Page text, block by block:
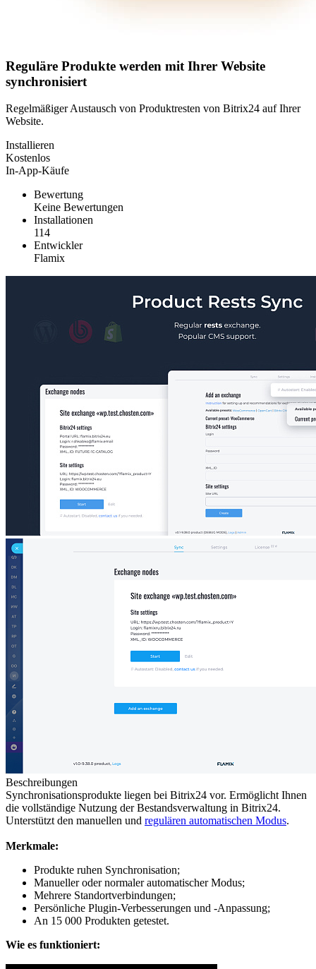
Reguläre Produkte werden mit Ihrer Website
synchronisiert
Regelmäßiger Austausch von Produktresten von Bitrix24 auf Ihrer
Website.
Installieren
Kostenlos
In-App-Käufe
Bewertung
Keine Bewertungen
Installationen
114
Entwickler
Flamix
Beschreibungen
Synchronisationsprodukte liegen bei Bitrix24 vor. Ermöglicht Ihnen
die vollständige Nutzung der Bestandsverwaltung in Bitrix24.
Unterstützt den manuellen und regulären automatischen Modus.
Merkmale:
Produkte ruhen Synchronisation;
Manueller oder normaler automatischer Modus;
Mehrere Standortverbindungen;
Persönliche Plugin-Verbesserungen und -Anpassung;
An 15 000 Produkten getestet.
Wie es funktioniert: